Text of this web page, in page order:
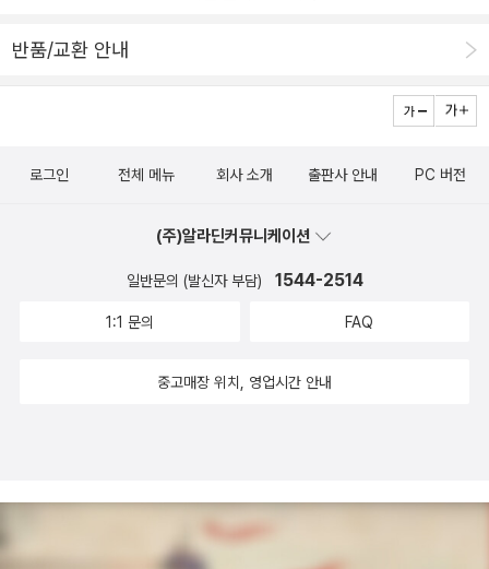
반품/교환 안내
로그인 전체 메뉴 회사 소개 출판사 안내 PC 버전
(주)알라딘커뮤니케이션
일반문의 (발신자 부담) 1544-2514
1:1 문의 FAQ
중고매장 위치, 영업시간 안내